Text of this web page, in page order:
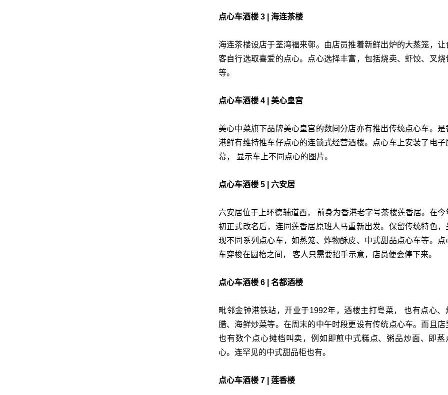
点心车酒楼 3 | 海连茶楼
海连茶楼设店于荃湾福来邨。 由店员推着新鲜出炉的大蒸笼，让
客自行选取喜爱的点心。点心选择丰富，包括烧卖、虾饺、叉烧
等。
点心车酒楼 4 | 美心皇宫
美心中菜旗下品牌美心皇宫的数间分店亦有推出传统点心车。 是
港鲜有维持推车仔点心的连锁式经营酒楼。点心车上安装了电子
幕， 显示车上不同点心的图片。
点心车酒楼 5 | 六安居
六安居位于上环德辅道西， 前身为香港老字号茶楼莲香居。 在今
初正式改名后，连同莲香居原班人马重新出发。保留传统特色，
现不同系列点心车，如蒸笼、炸物酥皮、中式甜品点心车等。点
车穿梭在圆枱之间， 客人只需要招手示意，店员便会停下来。
点心车酒楼 6 | 名都酒楼
毗邻金钟港铁站，开业于1992年，酒楼主打粤菜， 也有点心、
腊、海鲜炒菜等。在周末的中午时段更设有传统点心车。而且店
也有数个点心摊档叫卖，例如即煎中式糕点、粥品炒面、即蒸
心。连罕见的中式甜品柜也有。
点心车酒楼 7 | 莲香楼